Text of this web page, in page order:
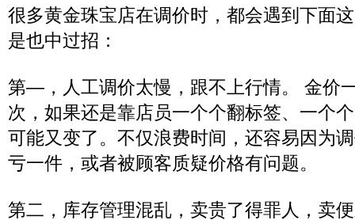
很多黄金珠宝店在调价时，都会遇到下面
是也中过招：
第—，人工调价太慢，跟不上行情。 金价
次，如果还是靠店员一个个翻标签、一个
可能又变了。不仅浪费时间，还容易因为
亏一件，或者被顾客质疑价格有问题。
第二，库存管理混乱，卖贵了得罪人，卖